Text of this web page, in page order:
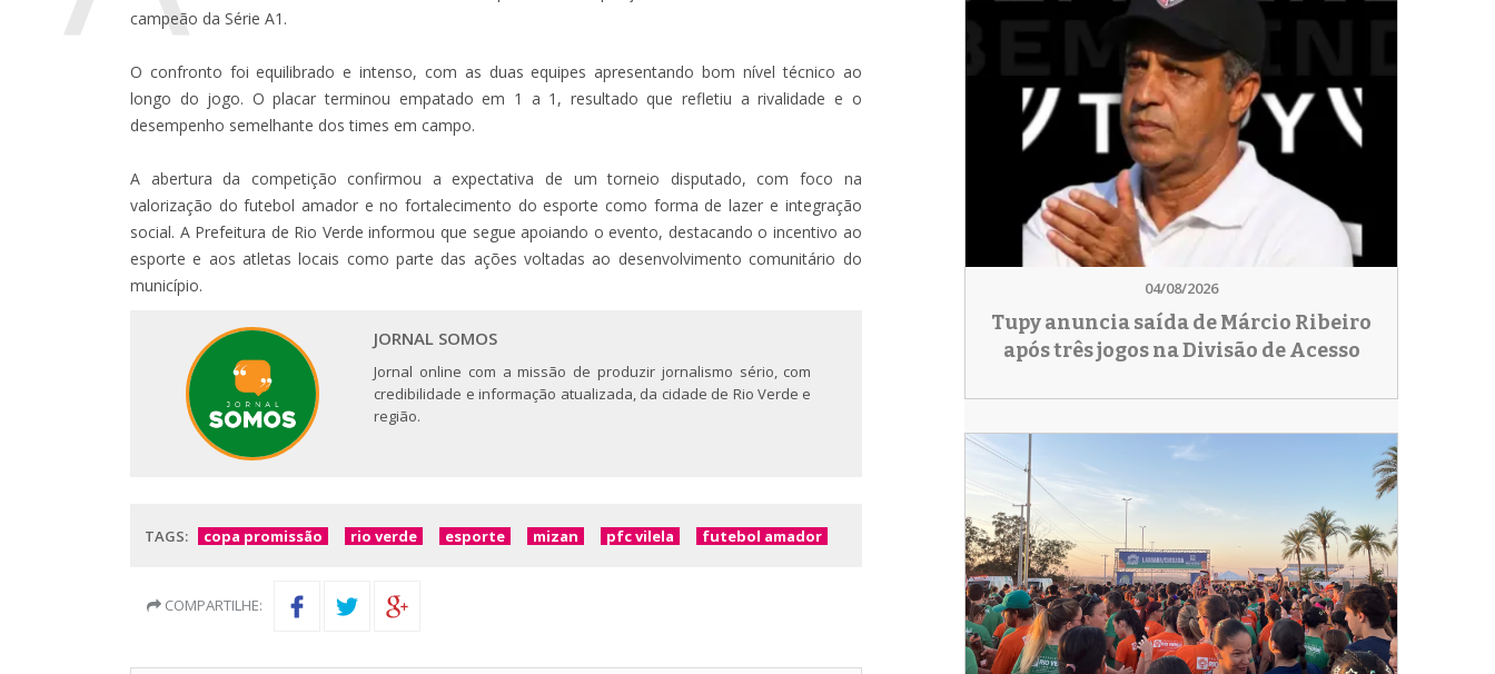
campeão da Série A1.
O confronto foi equilibrado e intenso, com as duas equipes apresentando bom nível técnico ao
longo do jogo. O placar terminou empatado em 1 a 1, resultado que refletiu a rivalidade e o
desempenho semelhante dos times em campo.
A abertura da competição confirmou a expectativa de um torneio disputado, com foco na
valorização do futebol amador e no fortalecimento do esporte como forma de lazer e integração
social. A Prefeitura de Rio Verde informou que segue apoiando o evento, destacando o incentivo ao
esporte e aos atletas locais como parte das ações voltadas ao desenvolvimento comunitário do
município.
JORNAL SOMOS
Jornal online com a missão de produzir jornalismo sério, com
credibilidade e informação atualizada, da cidade de Rio Verde e
região.
TAGS: copa promissão rio verde esporte mizan pfc vilela futebol amador
COMPARTILHE:
04/08/2026
Tupy anuncia saída de Márcio Ribeiro
após três jogos na Divisão de Acesso